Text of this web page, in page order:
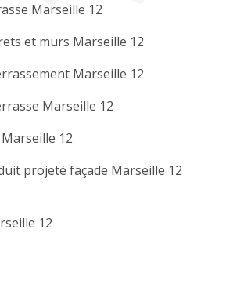
Marseille 12
et murs Marseille 12
Marseille 12
Marseille 12
12
projeté façade Marseille 12
12